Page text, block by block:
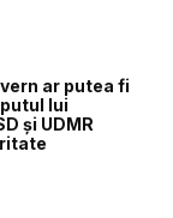
ar putea fi
lui
și UDMR